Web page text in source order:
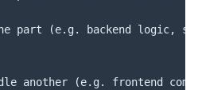
part (e.g. backend logic,
another (e.g. frontend